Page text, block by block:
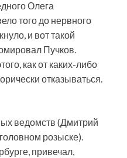
Олега
того до нервного
и вот такой
Пучков.
как от каких-либо
отказываться.
ведомств (Дмитрий
розыске).
привечал,